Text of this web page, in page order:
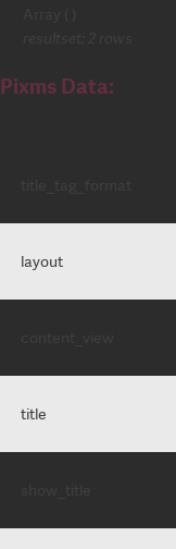
Pixms Data:
layout
title